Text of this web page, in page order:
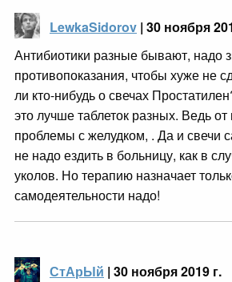
LewkaSidorov | 30 ноября
Антибиотики разные бывают, надо
противопоказания, чтобы хуже не
ли кто-нибудь о свечах
это лучше таблеток разных. Ведь
проблемы с желудком, . Да и свечи
не надо ездить в больницу, как в
уколов. Но терапию назначает
самодеятельности надо!
СтАрЫй | 30 ноября 2019 г.